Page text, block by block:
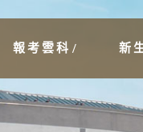
報考雲科 新